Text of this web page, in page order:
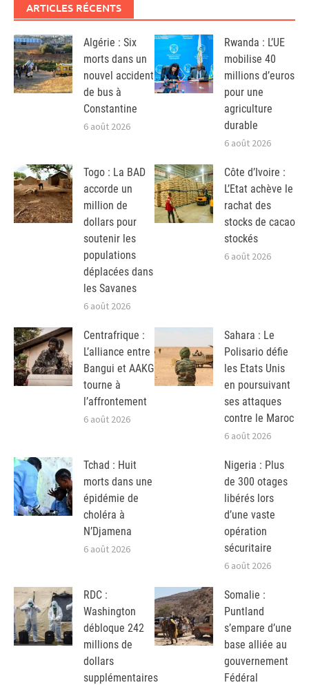
ARTICLES RÉCENTS
Algérie : Six
morts dans un
nouvel accident
de bus à
Constantine
6 août 2026
Rwanda : L’UE
mobilise 40
millions d’euros
pour une
agriculture
durable
6 août 2026
Togo : La BAD
accorde un
million de
dollars pour
soutenir les
populations
déplacées dans
les Savanes
6 août 2026
Côte d’Ivoire :
L’Etat achève le
rachat des
stocks de cacao
stockés
6 août 2026
Centrafrique :
L’alliance entre
Bangui et AAKG
tourne à
l’affrontement
6 août 2026
Sahara : Le
Polisario défie
les Etats Unis
en poursuivant
ses attaques
contre le Maroc
6 août 2026
Tchad : Huit
morts dans une
épidémie de
choléra à
N’Djamena
6 août 2026
Nigeria : Plus
de 300 otages
libérés lors
d’une vaste
opération
sécuritaire
6 août 2026
RDC :
Washington
débloque 242
millions de
dollars
supplémentaires
Somalie :
Puntland
s’empare d’une
base alliée au
gouvernement
Fédéral